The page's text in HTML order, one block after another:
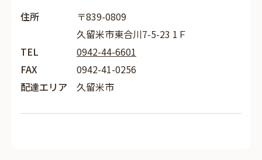
住所
〒839-0809
久留米市東合川7-5-23 1Ｆ
TEL
0942-44-6601
FAX
0942-41-0256
配達エリア
久留米市